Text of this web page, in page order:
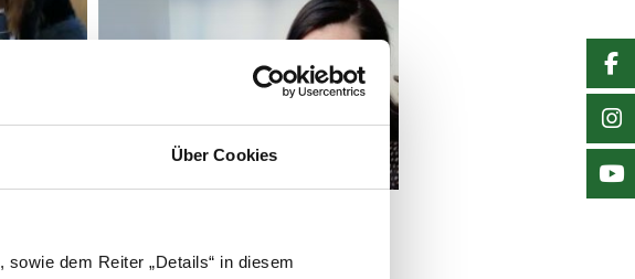
Über Cookies
, sowie dem Reiter „Details“ in diesem